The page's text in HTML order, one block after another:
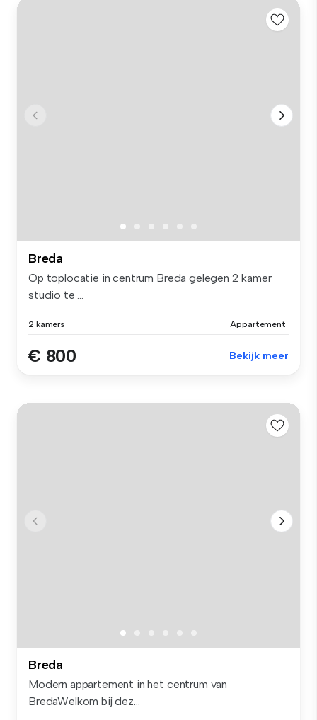
Breda
Op toplocatie in centrum Breda gelegen 2 kamer
studio te ...
2 kamers Appartement
€ 800 Bekijk meer
Breda
Modern appartement in het centrum van
BredaWelkom bij dez...